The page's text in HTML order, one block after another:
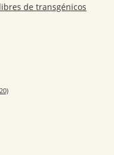
de transgénicos